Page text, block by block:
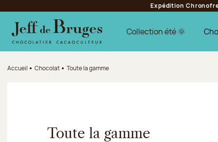
Aller au contenu principal
Aller au pied de page
Expédition
Collection été 🌞
Accueil Chocolat Toute la gamme
Toute la gamme